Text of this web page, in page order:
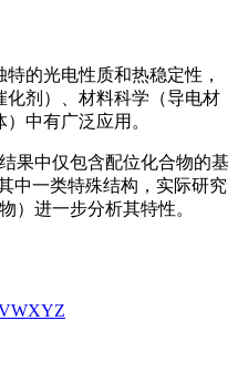
的光电性质和热稳定性，
剂）、材料科学（导电材
中有广泛应用。
果中仅包含配位化合物的基
中一类特殊结构，实际研究
）进一步分析其特性。
WXYZ